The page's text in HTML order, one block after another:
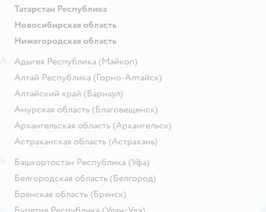
Татарстан Республика
Новосибирская область
Нижегородская область
Адыгея Республика (Майкоп)
Алтай Республика (Горно-Алтайск)
Алтайский край (Барнаул)
Амурская область (Благовещенск)
Архангельская область (Архангельск)
Астраханская область (Астрахань)
Башкортостан Республика (Уфа)
Белгородская область (Белгород)
Брянская область (Брянск)